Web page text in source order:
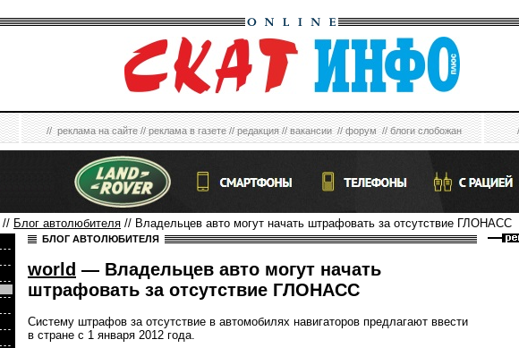
//реклама на сайте//реклама в газете//редакция//вакансии//форум//блоги слобожан
// Блог автолюбителя // Владельцев авто могут начать штрафовать за отсутствие ГЛОНАСС
БЛОГ АВТОЛЮБИТЕЛЯ
world — Владельцев авто могут начать
штрафовать за отсутствие ГЛОНАСС
Систему штрафов за отсутствие в автомобилях навигаторов предлагают ввести
в стране с 1 января 2012 года.